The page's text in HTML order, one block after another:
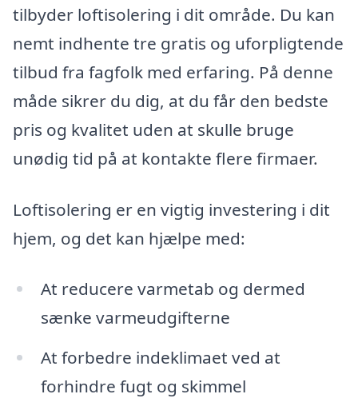
tilbyder loftisolering i dit område. Du kan
nemt indhente tre gratis og uforpligtende
tilbud fra fagfolk med erfaring. På denne
måde sikrer du dig, at du får den bedste
pris og kvalitet uden at skulle bruge
unødig tid på at kontakte flere firmaer.
Loftisolering er en vigtig investering i dit
hjem, og det kan hjælpe med:
At reducere varmetab og dermed
sænke varmeudgifterne
At forbedre indeklimaet ved at
forhindre fugt og skimmel